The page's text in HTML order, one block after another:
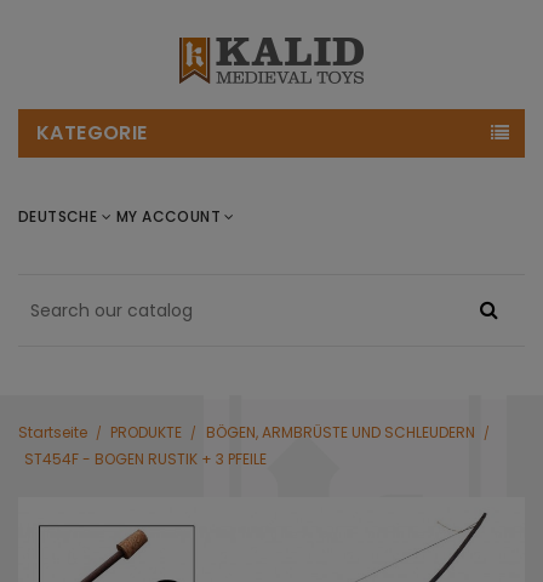
KATEGORIE
DEUTSCHE MY ACCOUNT
Startseite PRODUKTE
BÖGEN, ARMBRÜSTE UND SCHLEUDERN
ST454F - BOGEN RUSTIK + 3 PFEILE